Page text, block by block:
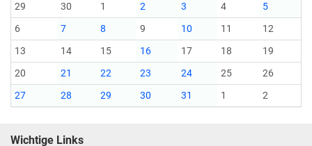
29
30 1 2 3 4
5
6
7 8 9 10 11
12
13
14 15 16 17 18
19
20
21 22 23 24 25
26
27
28 29 30 31 1 2
Wichtige Links